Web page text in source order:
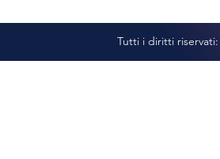
Tutti i diritti riservati: